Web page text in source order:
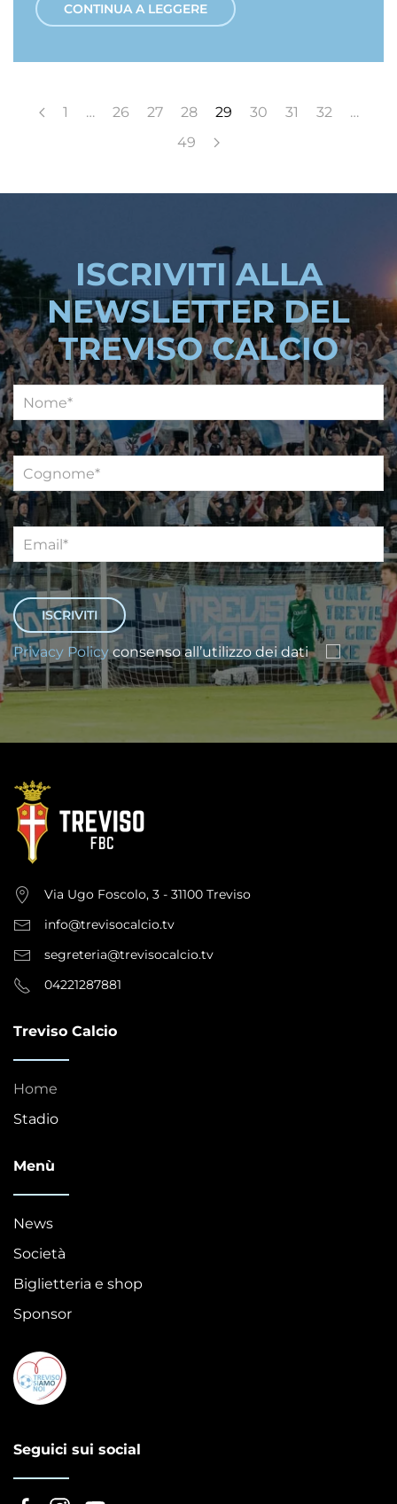
CONTINUA A LEGGERE
1 … 26 27 28 29 30 31 32
…
49
ISCRIVITI ALLA
NEWSLETTER DEL
TREVISO CALCIO
Privacy Policyconsenso all’utilizzo dei dati
Via Ugo Foscolo, 3 - 31100 Treviso
info@trevisocalcio.tv
segreteria@trevisocalcio.tv
04221287881
Treviso Calcio
Home
Stadio
Menù
News
Società
Biglietteria e shop
Sponsor
Seguici sui social